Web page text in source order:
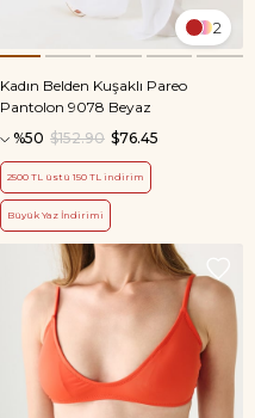
2
Kadın Belden Kuşaklı Pareo
Pantolon 9078 Beyaz
%50
$76.45
$152.90
2500 TL üstü 150 TL indirim
Büyük Yaz İndirimi